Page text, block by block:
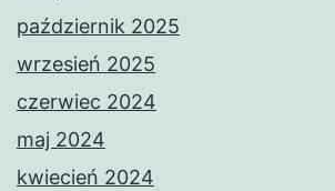
październik 2025
wrzesień 2025
czerwiec 2024
maj 2024
kwiecień 2024